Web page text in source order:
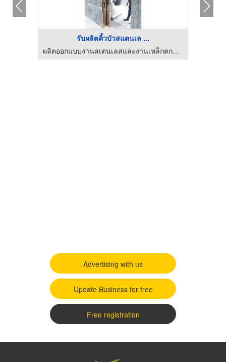
รับผลิตคิ้วบัวสแตนเล ...
ผลิตออกแบบงานสเตนเลสและงานเหล็กตกแต่งภายใน-พีเอสเค เมทัล เวิร์ค
Advertising with us
Update Business for free
Free registration